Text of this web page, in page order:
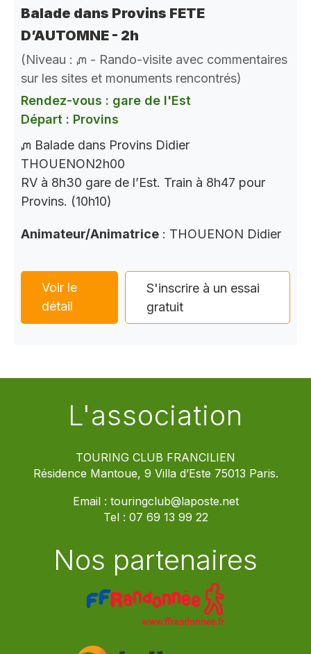
Balade dans Provins FETE
D’AUTOMNE - 2h
(Niveau : ᘻ - Rando-visite avec commentaires
sur les sites et monuments rencontrés)
Rendez-vous : gare de l'Est
Départ : Provins
ᘻ Balade dans Provins Didier
THOUENON2h00
RV à 8h30 gare de l’Est. Train à 8h47 pour
Provins. (10h10)
Animateur/Animatrice : THOUENON Didier
Voir le
détail
S'inscrire à un essai
gratuit
L'association
TOURING CLUB FRANCILIEN
Résidence Mantoue, 9 Villa d’Este 75013 Paris.
Email : touringclub@laposte.net
Tel : 07 69 13 99 22
Nos partenaires